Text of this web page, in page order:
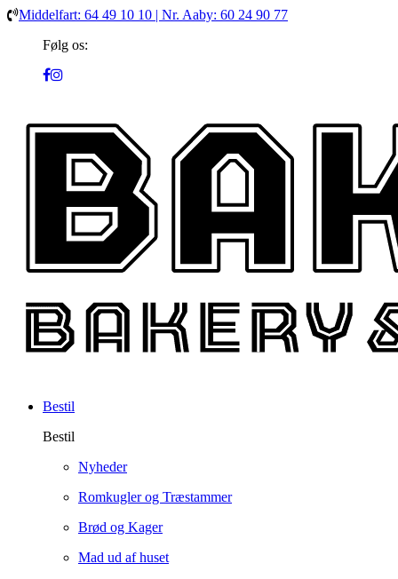
Middelfart: 64 49 10 10 | Nr. Aaby: 60 24 90 77
Følg os:
Bestil
Bestil
Nyheder
Romkugler og Træstammer
Brød og Kager
Mad ud af huset